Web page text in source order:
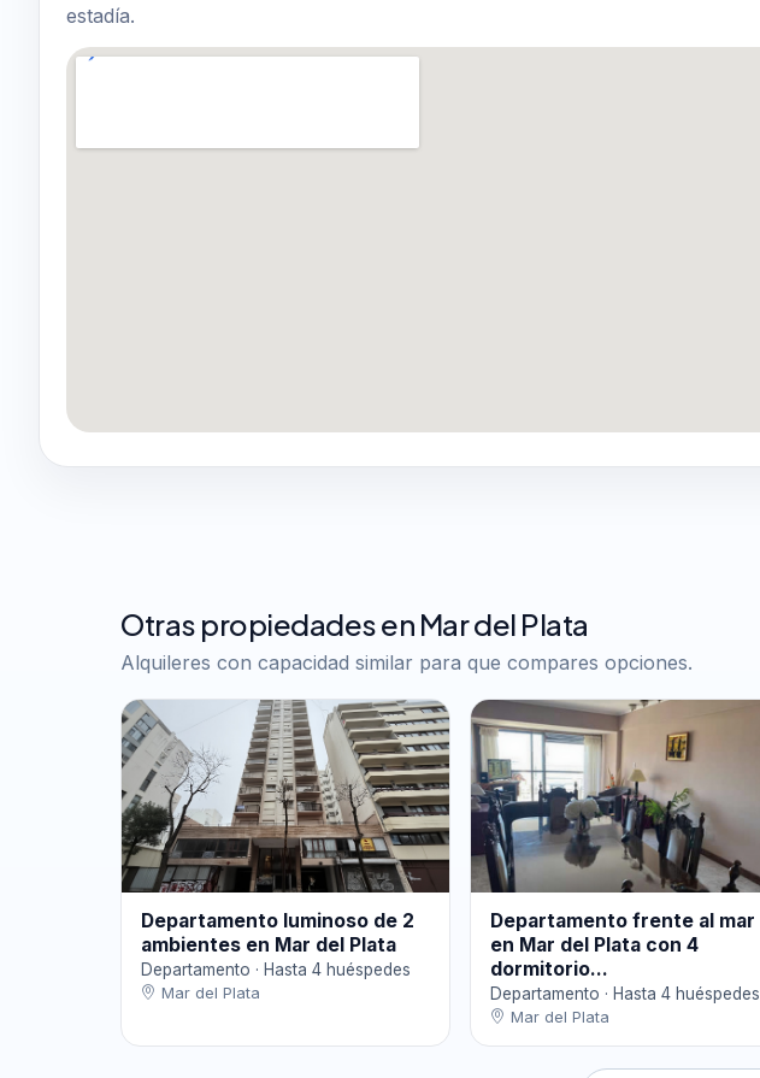
estadía.
Otras propiedades en Mar del Plata
Alquileres con capacidad similar para que compares opciones.
Departamento luminoso de 2
ambientes en Mar del Plata
Departamento · Hasta 4 huéspedes
Mar del Plata
Departamento frente al mar
en Mar del Plata con 4
dormitorio...
Departamento · Hasta 4 huéspedes
Mar del Plata